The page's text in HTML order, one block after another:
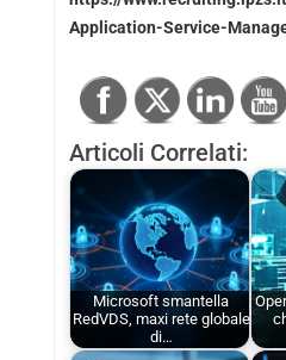
Application-Service-
Articoli Correlati:
Microsoft smantella
RedVDS, maxi rete globale
di…